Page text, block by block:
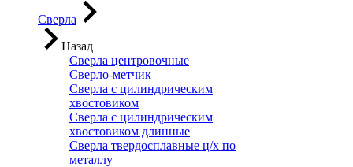
Сверла
Назад
Сверла центровочные
Сверло-метчик
Сверла с цилиндрическим
хвостовиком
Сверла с цилиндрическим
хвостовиком длинные
Сверла твердосплавные ц/х по
металлу